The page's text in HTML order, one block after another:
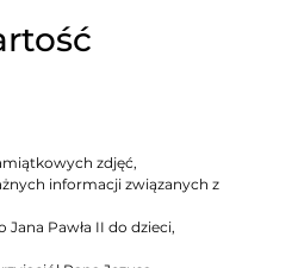
zdjęć,
informacji związanych z
Pawła II do dzieci,